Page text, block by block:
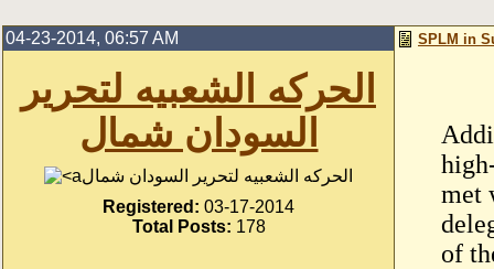
04-23-2014, 06:57 AM
الحركه الشعبيه لتحرير
السودان شمال
الحركه الشعبيه لتحرير السودان شمال
Registered: 03-17-2014
Total Posts: 178
SPLM in
met
of